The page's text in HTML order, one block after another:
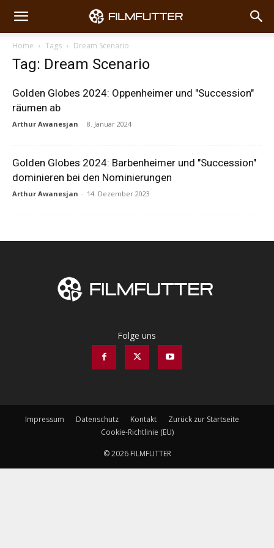
Home Tags Dream Scenario
Tag: Dream Scenario
Golden Globes 2024: Oppenheimer und "Succession"
räumen ab
Arthur Awanesjan - 8. Januar 2024
Golden Globes 2024: Barbenheimer und "Succession"
dominieren bei den Nominierungen
Arthur Awanesjan - 14. Dezember 2023
Folge uns
Impressum Datenschutz Kontakt
Zurück zur Startseite
Cookie-Richtlinie (EU)
© 2026 FILMFUTTER